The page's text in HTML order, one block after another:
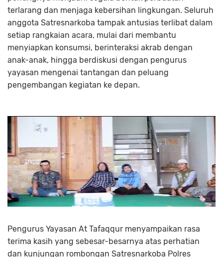
terlarang dan menjaga kebersihan lingkungan. Seluruh
anggota Satresnarkoba tampak antusias terlibat dalam
setiap rangkaian acara, mulai dari membantu
menyiapkan konsumsi, berinteraksi akrab dengan
anak-anak, hingga berdiskusi dengan pengurus
yayasan mengenai tantangan dan peluang
pengembangan kegiatan ke depan.
Pengurus Yayasan At Tafaqqur menyampaikan rasa
terima kasih yang sebesar-besarnya atas perhatian
dan kunjungan rombongan Satresnarkoba Polres